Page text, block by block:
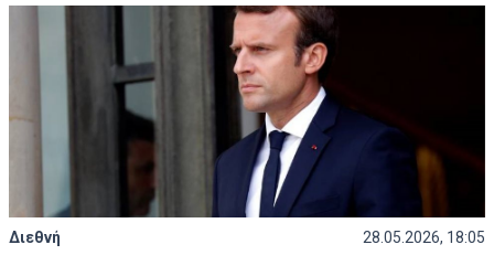
Διεθνή 28.05.2026, 18:05